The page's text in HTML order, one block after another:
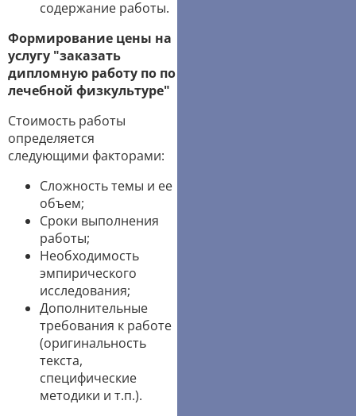
содержание работы.
Формирование цены на
услугу "заказать
дипломную работу по по
лечебной физкультуре"
Стоимость работы
определяется
следующими факторами:
Сложность темы и ее
объем;
Сроки выполнения
работы;
Необходимость
эмпирического
исследования;
Дополнительные
требования к работе
(оригинальность
текста,
специфические
методики и т.п.).